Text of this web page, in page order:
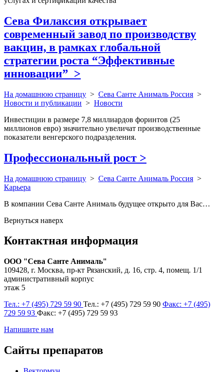
Сева Филаксия открывает
современный завод по производству
вакцин, в рамках глобальной
стратегии роста “Эффективные
инновации” >
На домашнюю страницу > Сева Санте Анималь Россия >
Новости и публикации > Новости
Инвестиции в размере 7,8 миллиардов форинтов (25
миллионов евро) значительно увеличат производственные
показатели венгерского подразделения.
Профессиональный рост >
На домашнюю страницу > Сева Санте Анималь Россия >
Карьера
В компании Сева Санте Анималь будущее открыто для Вас…
Вернуться наверх
Контактная информация
ООО "Сева Санте Анималь"
109428, г. Москва, пр-кт Рязанский, д. 16, стр. 4, помещ. 1/1
административный корпус
этаж 5
Тел.: +7 (495) 729 59 90 Тел.: +7 (495) 729 59 90 Факс: +7 (495)
729 59 93 Факс: +7 (495) 729 59 93
Напишите нам
Сайты препаратов